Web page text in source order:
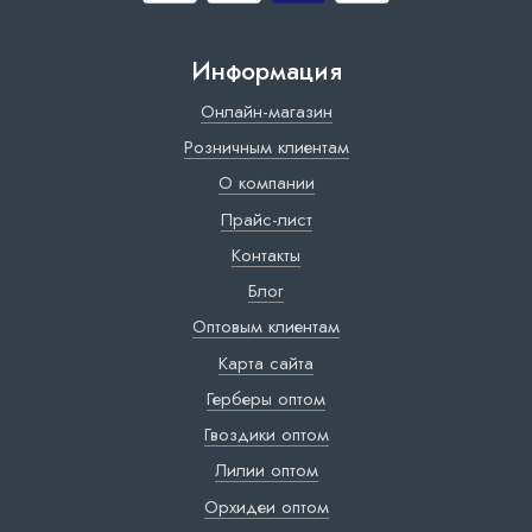
Информация
Онлайн-магазин
Розничным клиентам
О компании
Прайс-лист
Контакты
Блог
Оптовым клиентам
Карта сайта
Герберы оптом
Гвоздики оптом
Лилии оптом
Орхидеи оптом